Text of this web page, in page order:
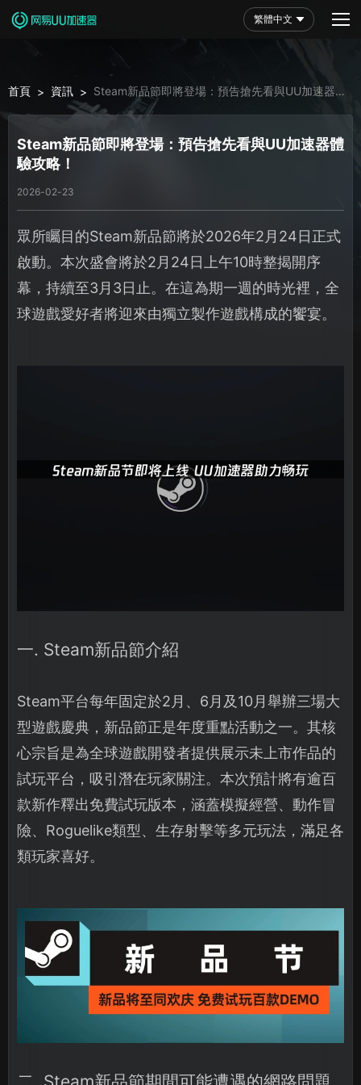
繁體中文
首頁 > 資訊 > Steam新品節即將登場：預告搶先看與UU加速器體
驗攻略！
Steam新品節即將登場：預告搶先看與UU加速器體
驗攻略！
2026-02-23
眾所矚目的Steam新品節將於2026年2月24日正式
啟動。本次盛會將於2月24日上午10時整揭開序
幕，持續至3月3日止。在這為期一週的時光裡，全
球遊戲愛好者將迎來由獨立製作遊戲構成的饗宴。
一. Steam新品節介紹
Steam平台每年固定於2月、6月及10月舉辦三場大
型遊戲慶典，新品節正是年度重點活動之一。其核
心宗旨是為全球遊戲開發者提供展示未上市作品的
試玩平台，吸引潛在玩家關注。本次預計將有逾百
款新作釋出免費試玩版本，涵蓋模擬經營、動作冒
險、Roguelike類型、生存射擊等多元玩法，滿足各
類玩家喜好。